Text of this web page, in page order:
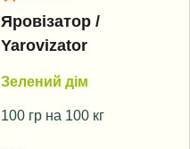
Яровізатор /
Yarovizator
Зелений дім
100 гр на 100 кг